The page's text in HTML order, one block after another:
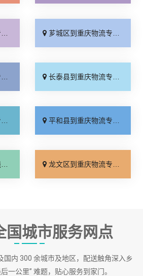
芗城区到重庆物流专线_多少一方「运价行情」
长泰县到重庆物流专线_准时准点「实时跟踪 」
平和县到重庆物流专线_托运放心「全境配送」
龙文区到重庆物流专线_放心物流「全程无虑」
国城市服务网点
国内 300 余城市及地区，配送触角深入乡
一公里” 难题，贴心服务到家门。